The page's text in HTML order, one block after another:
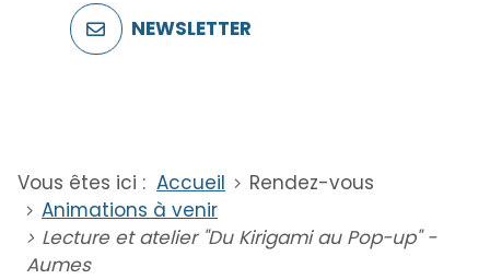
NEWSLETTER
Vous êtes ici : Accueil
Rendez-vous
Animations à venir
Lecture et atelier "Du Kirigami au Pop-up" -
Aumes